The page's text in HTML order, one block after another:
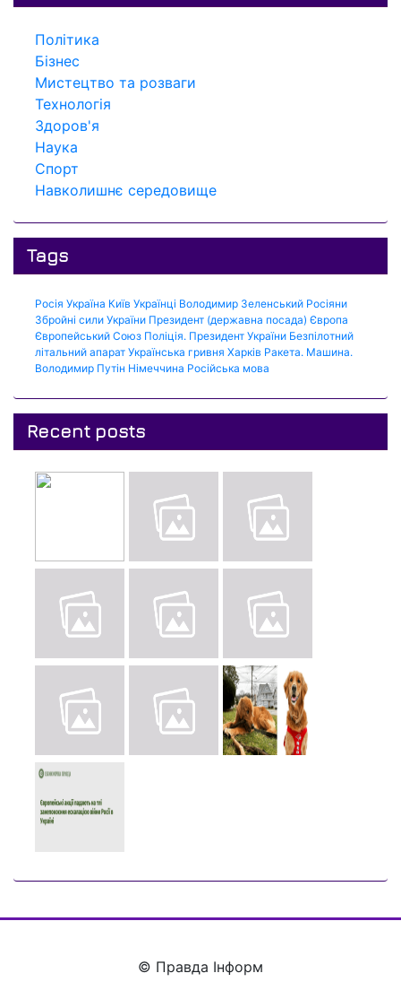
Політика
Бізнес
Мистецтво та розваги
Технологія
Здоров'я
Наука
Спорт
Навколишнє середовище
Tags
Росія Україна Київ Українці Володимир Зеленський Росіяни
Збройні сили України Президент (державна посада) Європа
Європейський Союз Поліція. Президент України Безпілотний
літальний апарат Українська гривня Харків Ракета. Машина.
Володимир Путін Німеччина Російська мова
Recent posts
© Правда Інформ